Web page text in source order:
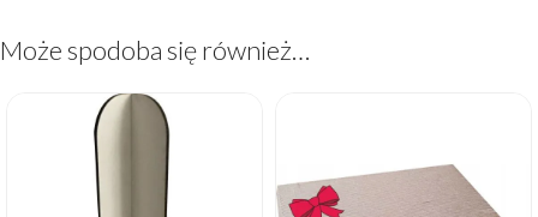
Może spodoba się również…